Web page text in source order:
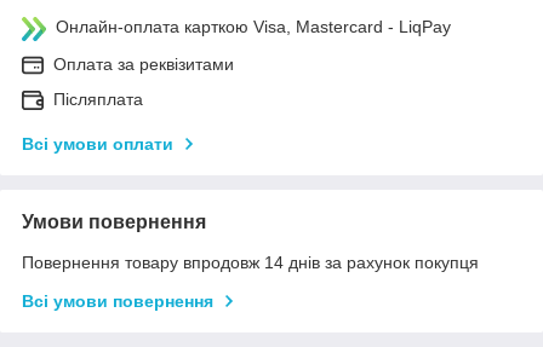
Онлайн-оплата карткою Visa, Mastercard - LiqPay
Оплата за реквізитами
Післяплата
Всі умови оплати
Умови повернення
Повернення товару впродовж 14 днів за рахунок покупця
Всі умови повернення